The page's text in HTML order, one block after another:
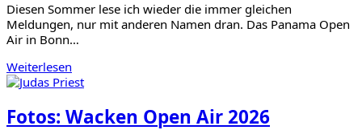
Diesen Sommer lese ich wieder die immer gleichen
Meldungen, nur mit anderen Namen dran. Das Panama Open
Air in Bonn…
Weiterlesen
Fotos: Wacken Open Air 2026